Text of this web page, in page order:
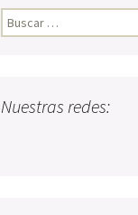
Buscar:
Nuestras redes: